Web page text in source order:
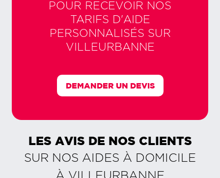
POUR RECEVOIR NOS
TARIFS D'AIDE
PERSONNALISÉS SUR
VILLEURBANNE
DEMANDER UN DEVIS
LES AVIS DE NOS CLIENTS
SUR NOS AIDES À DOMICILE